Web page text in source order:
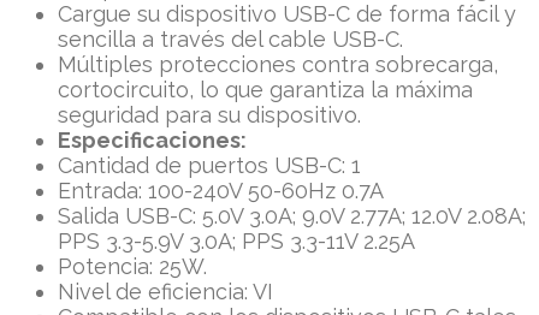
Cargue su dispositivo USB-C de forma fácil y
sencilla a través del cable USB-C.
Múltiples protecciones contra sobrecarga,
cortocircuito, lo que garantiza la máxima
seguridad para su dispositivo.
Especificaciones:
Cantidad de puertos USB-C: 1
Entrada: 100-240V 50-60Hz 0.7A
Salida USB-C: 5.0V 3.0A; 9.0V 2.77A; 12.0V 2.08A;
PPS 3.3-5.9V 3.0A; PPS 3.3-11V 2.25A
Potencia: 25W.
Nivel de eficiencia: VI